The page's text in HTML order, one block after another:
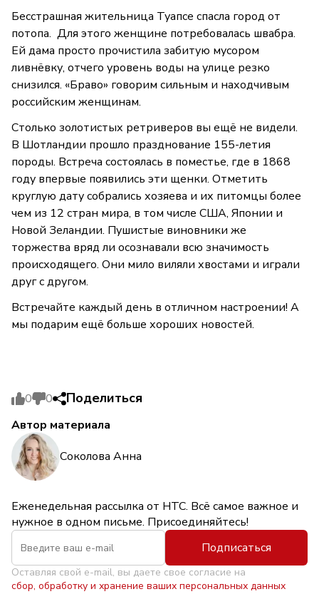
Бесстрашная жительница Туапсе спасла город от
потопа. Для этого женщине потребовалась швабра.
Ей дама просто прочистила забитую мусором
ливнёвку, отчего уровень воды на улице резко
снизился. «Браво» говорим сильным и находчивым
российским женщинам.
Столько золотистых ретриверов вы ещё не видели.
В Шотландии прошло празднование 155-летия
породы. Встреча состоялась в поместье, где в 1868
году впервые появились эти щенки. Отметить
круглую дату собрались хозяева и их питомцы более
чем из 12 стран мира, в том числе США, Японии и
Новой Зеландии. Пушистые виновники же
торжества вряд ли осознавали всю значимость
происходящего. Они мило виляли хвостами и играли
друг с другом.
Встречайте каждый день в отличном настроении! А
мы подарим ещё больше хороших новостей.
0 0 Поделиться
Автор материала
Соколова Анна
Еженедельная рассылка от НТС. Всё самое важное и
нужное в одном письме. Присоединяйтесь!
Подписаться
Оставляя свой e-mail, вы даете свое согласие на
сбор, обработку и хранение ваших персональных данных